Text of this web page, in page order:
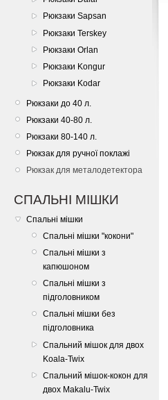
Рюкзаки Sapsan
Рюкзаки Terskey
Рюкзаки Orlan
Рюкзаки Kongur
Рюкзаки Kodar
Рюкзаки до 40 л.
Рюкзаки 40-80 л.
Рюкзаки 80-140 л.
Рюкзак для ручної поклажі
Рюкзак для металодетектора
СПАЛЬНІ МІШКИ
Спальні мішки
Спальні мішки "кокони"
Спальні мішки з
капюшоном
Спальні мішки з
підголовником
Спальні мішки без
підголовника
Спальний мішок для двох
Koala-Twix
Спальний мішок-кокон для
двох Makalu-Twix